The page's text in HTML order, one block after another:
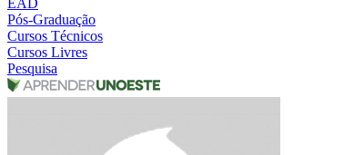
Pós-Graduação
Cursos Técnicos
Cursos Livres
Pesquisa